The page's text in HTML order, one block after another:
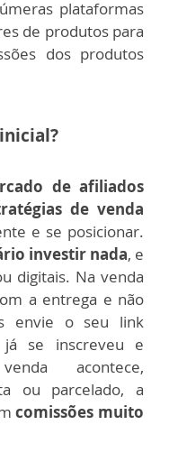
plataformas
de produtos para
dos produtos
de afiliados
de venda
e se posicionar.
investir nada, e
digitais. Na venda
a entrega e não
envie o seu link
se inscreveu e
acontece,
ou parcelado, a
comissões muito